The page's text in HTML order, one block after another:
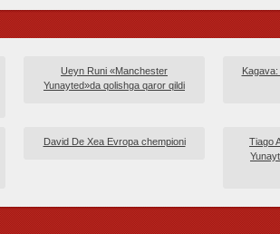
Ueyn Runi «Manchester
Yunayted»da qolishga qaror qildi
David De Xea Evropa chempioni
Tiago